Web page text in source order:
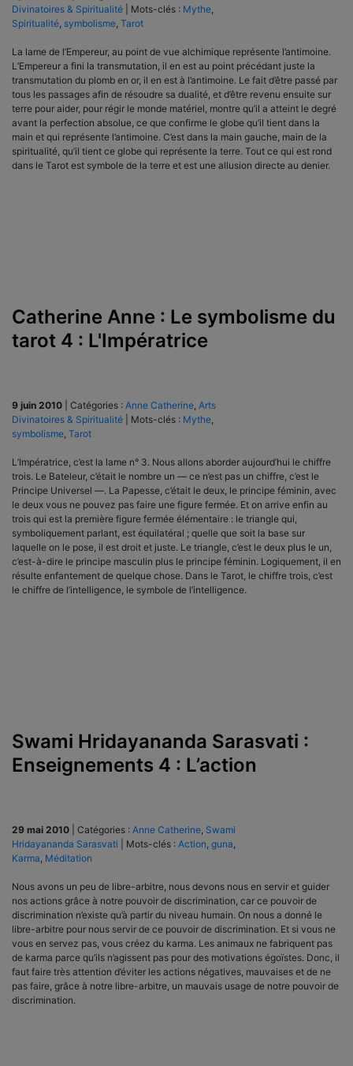
Divinatoires & Spiritualité
Mots-clés : Mythe,
Spiritualité, symbolisme, Tarot
La lame de l’Empereur, au point de vue alchimique représente l’antimoine.
L’Empereur a fini la transmutation, il en est au point précédant juste la
transmutation du plomb en or, il en est à l’antimoine. Le fait d’être passé par
tous les passages afin de résoudre sa dualité, et d’être revenu ensuite sur
terre pour aider, pour régir le monde matériel, montre qu’il a atteint le degré
avant la perfection absolue, ce que confirme le globe qu’il tient dans la
main et qui représente l’antimoine. C’est dans la main gauche, main de la
spiritualité, qu’il tient ce globe qui représente la terre. Tout ce qui est rond
dans le Tarot est symbole de la terre et est une allusion directe au denier.
Catherine Anne : Le symbolisme du
tarot 4 : L'Impératrice
9 juin 2010 Catégories : Anne Catherine, Arts
Divinatoires & Spiritualité
Mots-clés : Mythe,
symbolisme, Tarot
L’Impératrice, c’est la lame n° 3. Nous allons aborder aujourd’hui le chiffre
trois. Le Bateleur, c’était le nombre un — ce n’est pas un chiffre, c’est le
Principe Universel —. La Papesse, c’était le deux, le principe féminin, avec
le deux vous ne pouvez pas faire une figure fermée. Et on arrive enfin au
trois qui est la première figure fermée élémentaire : le triangle qui,
symboliquement parlant, est équilatéral ; quelle que soit la base sur
laquelle on le pose, il est droit et juste. Le triangle, c’est le deux plus le un,
c’est-à-dire le principe masculin plus le principe féminin. Logiquement, il en
résulte enfantement de quelque chose. Dans le Tarot, le chiffre trois, c’est
le chiffre de l’intelligence, le symbole de l’intelligence.
Swami Hridayananda Sarasvati :
Enseignements 4 : L’action
29 mai 2010 Catégories : Anne Catherine, Swami
Hridayananda Sarasvati
Mots-clés : Action, guna,
Karma, Méditation
Nous avons un peu de libre-arbitre, nous devons nous en servir et guider
nos actions grâce à notre pouvoir de discrimination, car ce pouvoir de
discrimination n’existe qu’à partir du niveau humain. On nous a donné le
libre-arbitre pour nous servir de ce pouvoir de discrimination. Et si vous ne
vous en servez pas, vous créez du karma. Les animaux ne fabriquent pas
de karma parce qu’ils n’agissent pas pour des motivations égoïstes. Donc, il
faut faire très attention d’éviter les actions négatives, mauvaises et de ne
pas faire, grâce à notre libre-arbitre, un mauvais usage de notre pouvoir de
discrimination.